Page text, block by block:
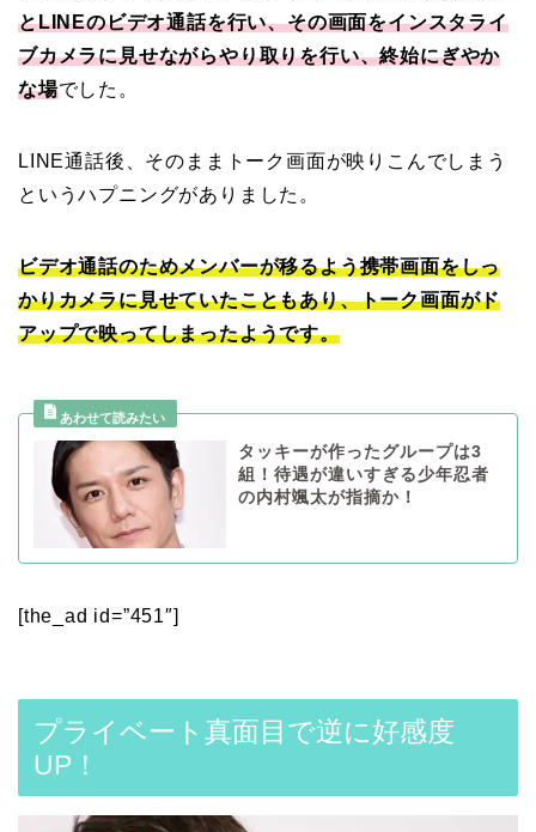
とLINEのビデオ通話を行い、その画面をインスタライ
ブカメラに見せながらやり取りを行い、終始にぎやか
な場でした。
LINE通話後、そのままトーク画面が映りこんでしまう
というハプニングがありました。
ビデオ通話のためメンバーが移るよう携帯画面をしっ
かりカメラに見せていたこともあり、トーク画面がド
アップで映ってしまったようです。
タッキーが作ったグループは3
組！待遇が違いすぎる少年忍者
の内村颯太が指摘か！
[the_ad id=”451″]
プライベート真面目で逆に好感度
UP！